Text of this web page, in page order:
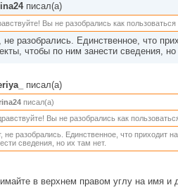
писал(а)
Вы не разобрались как
не разобрались. Единственное, что
чтобы по ним занести сведения, но
писал(а)
писал(а)
Вы не разобрались как
не разобрались. Единственное, что приходит
сведения, но их там нет.
в верхнем правом углу на имя и